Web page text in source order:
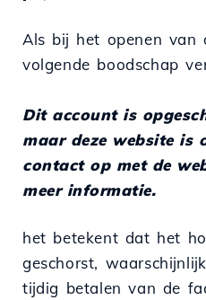
Als bij het openen van
volgende boodschap
Dit account is
maar deze website is
contact op met de
meer informatie.
het betekent dat het
geschorst,
tijdig betalen van de